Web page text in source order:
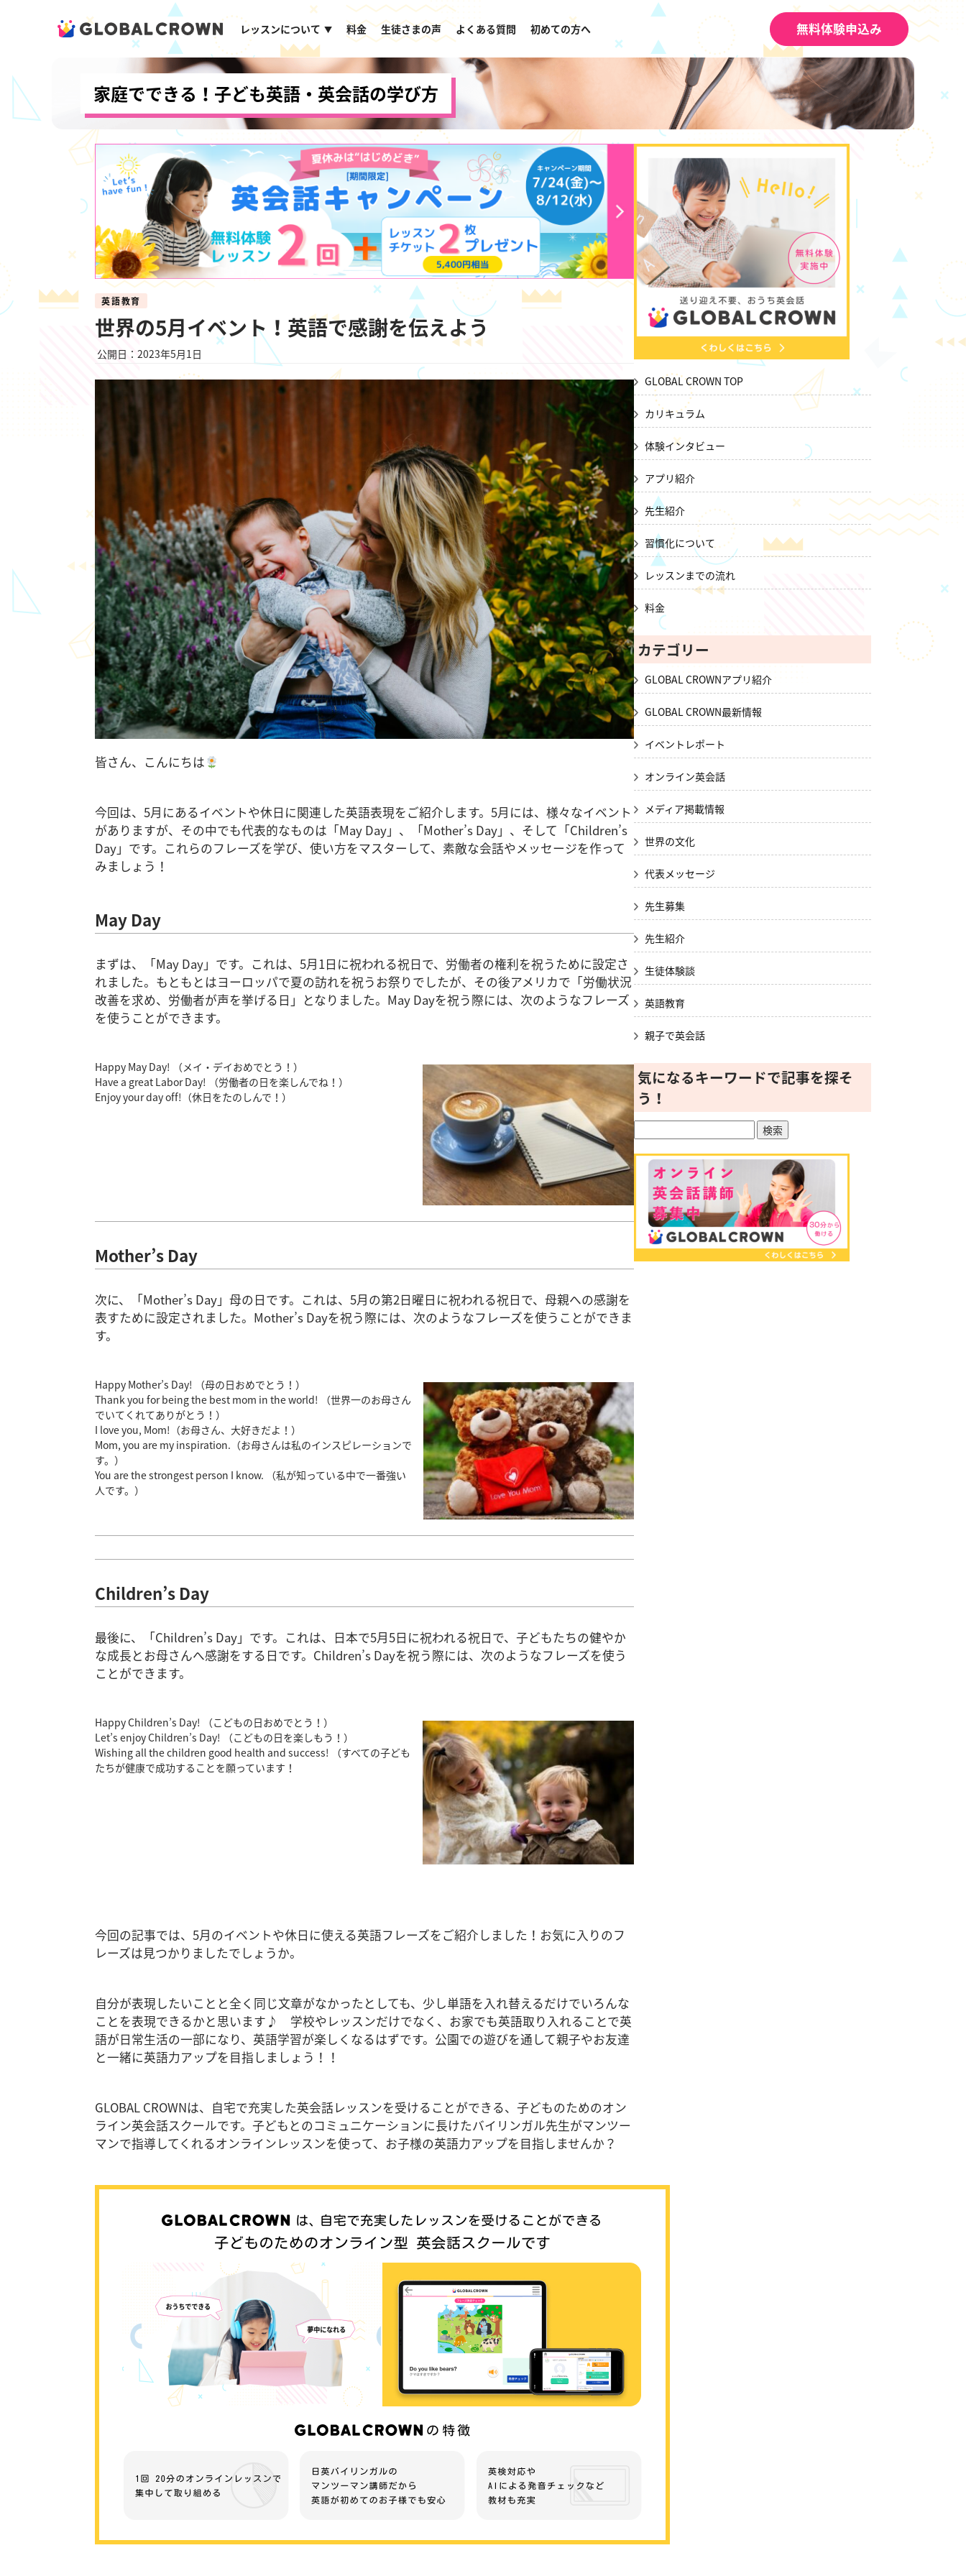
レッスンについて ▼ 料金 生徒さまの声 よくある質問 初めての方へ 無料体験申込み
家庭でできる！子ども英語・英会話の学び方
英語教育
世界の5月イベント！英語で感謝を伝えよう
公開日：2023年5月1日
皆さん、こんにちは
今回は、5月にあるイベントや休日に関連した英語表現をご紹介します。5月には、様々なイベント
がありますが、その中でも代表的なものは「May Day」、「Mother’s Day」、そして「Children’s
Day」です。これらのフレーズを学び、使い方をマスターして、素敵な会話やメッセージを作って
みましょう！
May Day
まずは、「May Day」です。これは、5月1日に祝われる祝日で、労働者の権利を祝うために設定さ
れました。もともとはヨーロッパで夏の訪れを祝うお祭りでしたが、その後アメリカで「労働状況
改善を求め、労働者が声を挙げる日」となりました。May Dayを祝う際には、次のようなフレーズ
を使うことができます。
Happy May Day! （メイ・デイおめでとう！）
Have a great Labor Day! （労働者の日を楽しんでね！）
Enjoy your day off!（休日をたのしんで！）
Mother’s Day
次に、「Mother’s Day」母の日です。これは、5月の第2日曜日に祝われる祝日で、母親への感謝を
表すために設定されました。Mother’s Dayを祝う際には、次のようなフレーズを使うことができま
す。
Happy Mother’s Day! （母の日おめでとう！）
Thank you for being the best mom in the world! （世界一のお母さん
でいてくれてありがとう！）
I love you, Mom!（お母さん、大好きだよ！）
Mom, you are my inspiration.（お母さんは私のインスピレーションで
す。）
You are the strongest person I know. （私が知っている中で一番強い
人です。）
Children’s Day
最後に、「Children’s Day」です。これは、日本で5月5日に祝われる祝日で、子どもたちの健やか
な成長とお母さんへ感謝をする日です。Children’s Dayを祝う際には、次のようなフレーズを使う
ことができます。
Happy Children’s Day! （こどもの日おめでとう！）
Let’s enjoy Children’s Day! （こどもの日を楽しもう！）
Wishing all the children good health and success! （すべての子ども
たちが健康で成功することを願っています！
今回の記事では、5月のイベントや休日に使える英語フレーズをご紹介しました！お気に入りのフ
レーズは見つかりましたでしょうか。
自分が表現したいことと全く同じ文章がなかったとしても、少し単語を入れ替えるだけでいろんな
ことを表現できるかと思います♪ 学校やレッスンだけでなく、お家でも英語取り入れることで英
語が日常生活の一部になり、英語学習が楽しくなるはずです。公園での遊びを通して親子やお友達
と一緒に英語力アップを目指しましょう！！
GLOBAL CROWNは、自宅で充実した英会話レッスンを受けることができる、子どものためのオン
ライン英会話スクールです。子どもとのコミュニケーションに長けたバイリンガル先生がマンツー
マンで指導してくれるオンラインレッスンを使って、お子様の英語力アップを目指しませんか？
GLOBAL CROWN TOP
カリキュラム
体験インタビュー
アプリ紹介
先生紹介
習慣化について
レッスンまでの流れ
料金
カテゴリー
GLOBAL CROWNアプリ紹介
GLOBAL CROWN最新情報
イベントレポート
オンライン英会話
メディア掲載情報
世界の文化
代表メッセージ
先生募集
先生紹介
生徒体験談
英語教育
親子で英会話
気になるキーワードで記事を探そ
う！